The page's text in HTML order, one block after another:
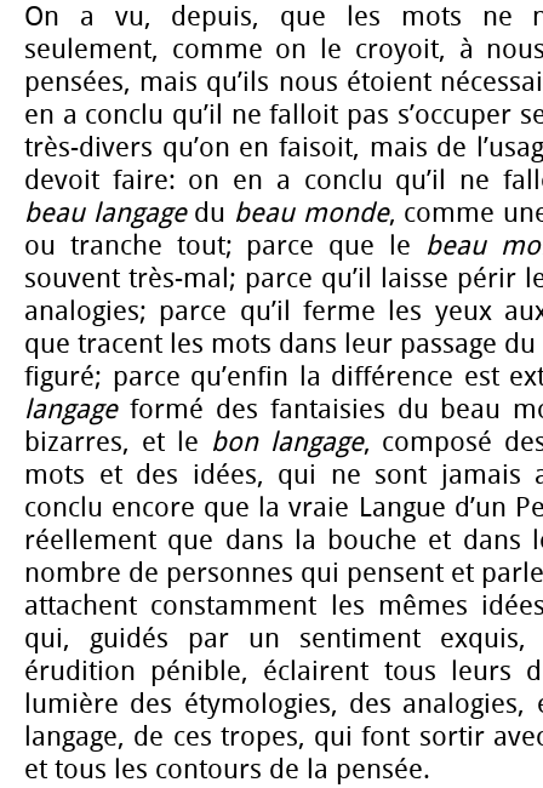
On a vu, depuis, que les mots ne
seulement, comme on le croyoit, à
pensées, mais qu’ils nous étoient
en a conclu qu’il ne falloit pas s’occuper
très-divers qu’on en faisoit, mais de
devoit faire: on en a conclu qu’il ne
beau langagedu beau monde, comme
ou tranche tout; parce que le beau
souvent très-mal; parce qu’il laisse périr
analogies; parce qu’il ferme les yeux
que tracent les mots dans leur passage
figuré; parce qu’enfin la différence est
langageformé des fantaisies du beau
bizarres, et le bon langage, composé
mots et des idées, qui ne sont jamais
conclu encore que la vraie Langue d’un
réellement que dans la bouche et dans
nombre de personnes qui pensent et
attachent constamment les mêmes
qui, guidés par un sentiment
érudition pénible, éclairent tous leurs
lumière des étymologies, des
langage, de ces tropes, qui font sortir
et tous les contours de la pensée.